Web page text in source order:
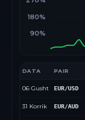
90%
180%
DATA PAIR
06 Gusht EUR/USD
31 Korrik EUR/AUD